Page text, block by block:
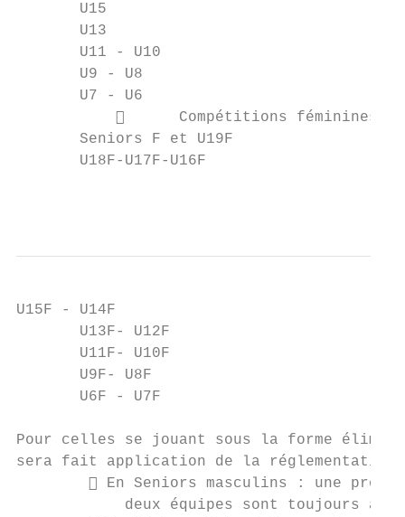
U15
U13
U11 - U10
U9 - U8
U7 - U6
                 Compétitions féminines
Seniors F et U19F
U18F-U17F-U16F
U15F - U14F
U13F- U12F
U11F- U10F
U9F- U8F
U6F - U7F
Pour celles se jouant sous la forme
sera fait application de la réglementation
 En Seniors masculins : une
deux équipes sont toujours à